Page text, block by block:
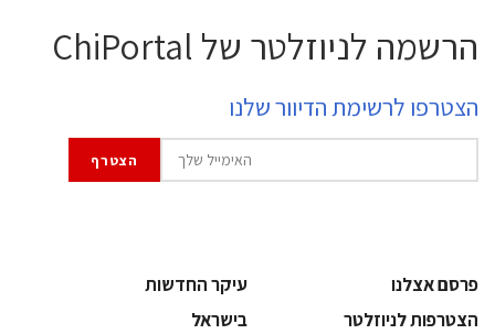
הרשמה לניוזלטר של ChiPortal
הצטרפו לרשימת הדיוור שלנו
פרסם אצלנו
עיקר החדשות
הצטרפות לניוזלטר
בישראל